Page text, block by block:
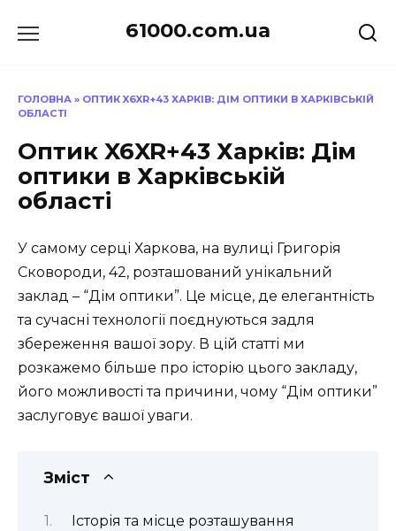
до
61000.com.ua
ГОЛОВНА » ОПТИК X6XR+43 ХАРКІВ: ДІМ ОПТИКИ В ХАРКІВСЬКІЙ
ОБЛАСТІ
Оптик X6XR+43 Харків: Дім
оптики в Харківській
області
У самому серці Харкова, на вулиці Григорія
Сковороди, 42, розташований унікальний
заклад – “Дім оптики”. Це місце, де елегантність
та сучасні технології поєднуються задля
збереження вашої зору. В цій статті ми
розкажемо більше про історію цього закладу,
його можливості та причини, чому “Дім оптики”
заслуговує вашої уваги.
Зміст
Історія та місце розташування